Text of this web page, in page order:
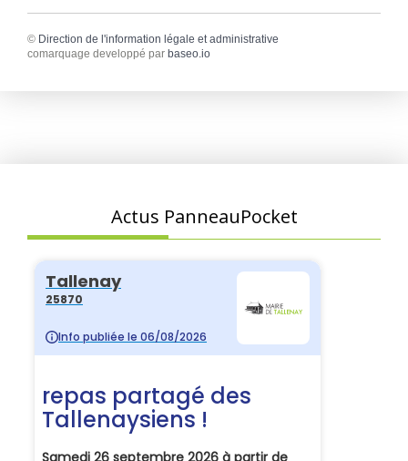
© Direction de l'information légale et administrative
comarquage developpé par baseo.io
Actus PanneauPocket